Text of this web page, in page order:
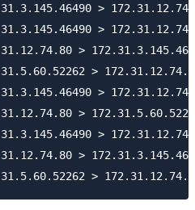
>
>
>
>
>
>
>
>